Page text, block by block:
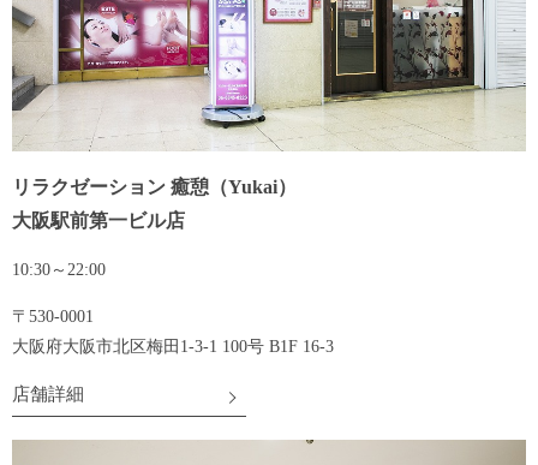
リラクゼーション 癒憩（Yukai）
大阪駅前第一ビル店
10:30～22:00
〒530-0001
大阪府大阪市北区梅田1-3-1 100号 B1F 16-3
店舗詳細